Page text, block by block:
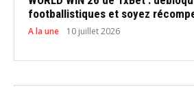
footballistiques et soyez
A la une 10 juillet 2026